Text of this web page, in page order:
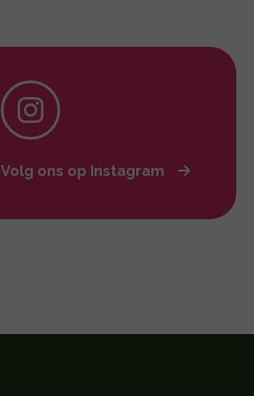
Volg ons op Instagram